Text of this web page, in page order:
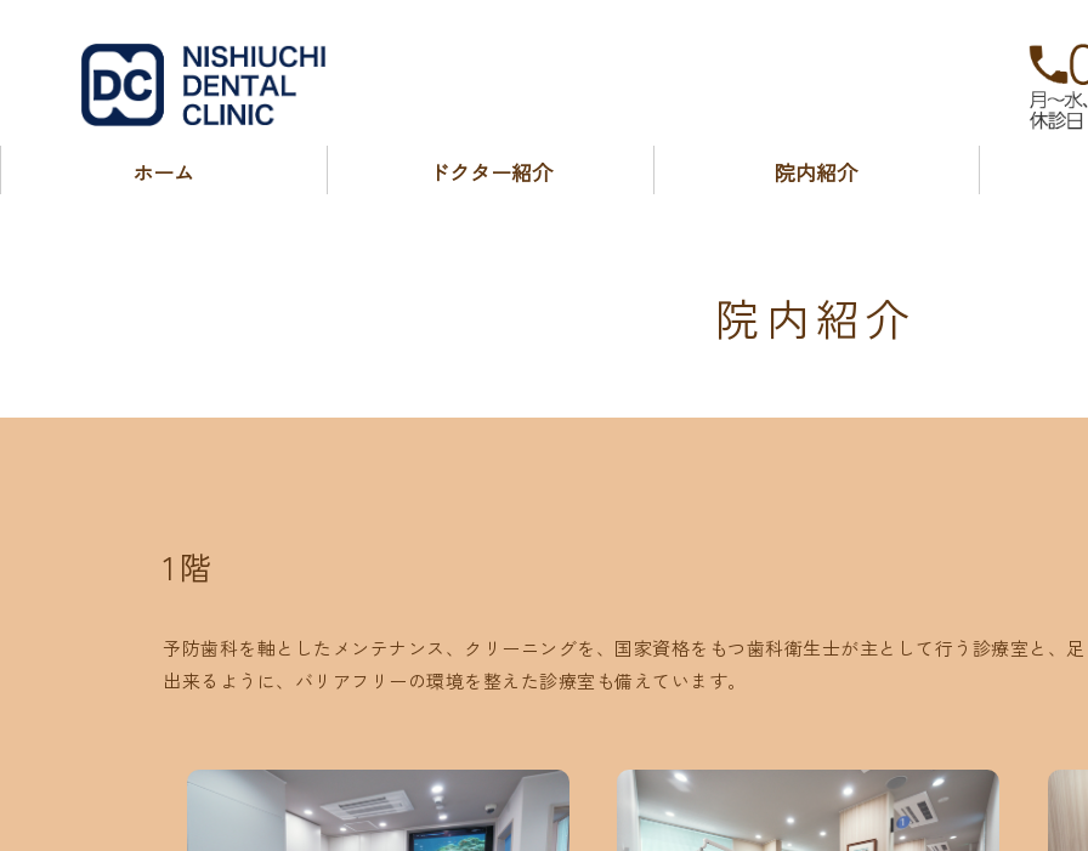
ホーム ドクター紹介 院内紹介
院内紹介
1階
予防歯科を軸としたメンテナンス、クリーニングを、国家資格をもつ歯科衛生士が主として行う診療室と、
出来るように、バリアフリーの環境を整えた診療室も備えています。